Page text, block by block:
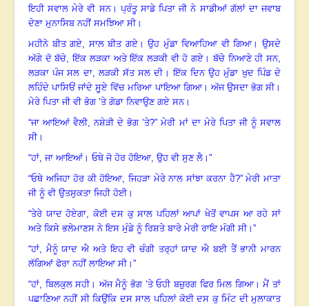
ਇਹੀ ਸਵਾਲ ਮੇਰੇ ਵੀ ਸਨ। ਪ੍ਰੰਤੂ ਸਾਡੇ ਪਿਤਾ ਜੀ ਨੇ ਸਾਡੀਆਂ ਗੱਲਾਂ ਦਾ ਜਵਾਬ
ਦੇਣਾ ਮੁਨਾਸਿਬ ਨਹੀਂ ਸਮਝਿਆ ਸੀ।
ਮਹੀਨੇ ਬੀਤ ਗਏ, ਸਾਲ ਬੀਤ ਗਏ। ਉਹ ਮੁੰਡਾ ਵਿਆਹਿਆ ਵੀ ਗਿਆ।ਉਸਦੇ
ਅੱਗੇ ਦੋ ਬੱਚੇ, ਇੱਕ ਲੜਕਾ ਅਤੇ ਇੱਕ ਲੜਕੀ ਵੀ ਹੋ ਗਏ । ਬੱਚੇ ਨਿਆਣੇ ਹੀ ਸਨ,
ਲੜਕਾ ਪੰਜ ਸਲ ਦਾ, ਲੜਕੀ ਸੱਤ ਸਲ ਦੀ।ਇੱਕ ਦਿਨ ਉਹ ਮੁੰਡਾ ਖੁਦ ਪਿੰਡ ਦੇ
ਲਹਿੰਦੇ ਪਾਸਿਓਂ ਜਾਂਦੇ ਸੂਏ ਵਿੱਚ ਮਰਿਆ ਪਾਇਆ ਗਿਆ। ਅੱਜ ਉਸਦਾ ਭੋਗ ਸੀ।
ਮੇਰੇ ਪਿਤਾ ਜੀ ਵੀ ਭੋਗ ’ਤੇ ਗੋਡਾ ਨਿਵਾਉਣ ਗਏ ਸਨ।
“ਜਾ ਆਇਆਂ ਵੈਲੀ, ਨਸ਼ੇੜੀ ਦੇ ਭੋਗ ’ਤੇ?” ਮੇਰੀ ਮਾਂ ਦਾ ਮੇਰੇ ਪਿਤਾ ਜੀ ਨੂੰ ਸਵਾਲ
ਸੀ।
“ਹਾਂ, ਜਾ ਆਇਆਂ। ਓਥੇ ਜੋ ਹੋਰ ਹੋਇਆ, ਉਹ ਵੀ ਸੁਣ ਲੈ ।”
“ਓਥੇ ਅਜਿਹਾ ਹੋਰ ਕੀ ਹੋਇਆ, ਜਿਹੜਾ ਮੇਰੇ ਨਾਲ ਸਾਂਝਾ ਕਰਨਾ ਹੈ?” ਮੇਰੀ ਮਾਤਾ
ਜੀ ਨੂੰ ਵੀ ਉਤਸੁਕਤਾ ਜਿਹੀ ਹੋਈ।
“ਤੇਰੇ ਯਾਦ ਹੋਏਗਾ, ਕੋਈ ਦਸ ਕੁ ਸਾਲ ਪਹਿਲਾਂ ਆਪਾਂ ਖੇਤੋਂ ਵਾਪਸ ਆ ਰਹੇ ਸਾਂ
ਅਤੇ ਕਿਸੇ ਭਲੇਮਾਣਸ ਨੇ ਇਸ ਮੁੰਡੇ ਨੂੰ ਰਿਸ਼ਤੇ ਬਾਰੇ ਮੇਰੀ ਰਾਇ ਮੰਗੀ ਸੀ।”
“ਹਾਂ, ਮੈਨੂੰ ਯਾਦ ਐ ਅਤੇ ਇਹ ਵੀ ਚੰਗੀ ਤਰ੍ਹਾਂ ਯਾਦ ਐ ਬਈ ਤੈਂ ਭਾਨੀ ਮਾਰਨ
ਲੱਗਿਆਂ ਫੋਰਾ ਨਹੀਂ ਲਾਇਆ ਸੀ।”
“ਹਾਂ, ਬਿਲਕੁਲ ਸਹੀ। ਅੱਜ ਮੈਨੂੰ ਭੋਗ ’ਤੇ ਓਹੀ ਬਜ਼ੁਰਗ ਫਿਰ ਮਿਲ ਗਿਆ।ਮੈਂ ਤਾਂ
ਪਛਾਣਿਆ ਨਹੀਂ ਸੀ ਕਿਉਂਕਿ ਦਸ ਸਾਲ ਪਹਿਲਾਂ ਕੋਈ ਦਸ ਕੁ ਮਿੰਟ ਦੀ ਮੁਲਾਕਾਤ